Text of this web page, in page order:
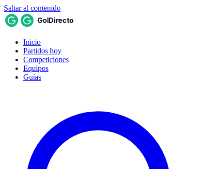
Saltar al contenido
Inicio
Partidos hoy
Competiciones
Equipos
Guías